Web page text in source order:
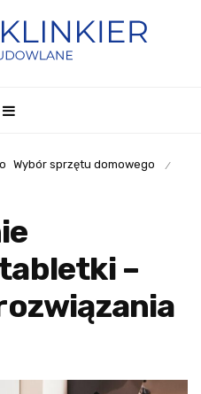
Wybór sprzętu domowego /
–